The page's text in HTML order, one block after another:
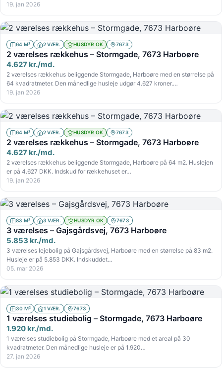
19. jan 2026
64 M² 2 VÆR. HUSDYR OK 7673
2 værelses rækkehus – Stormgade, 7673 Harboøre
4.627 kr./md.
2 værelses rækkehus beliggende Stormgade, Harboøre med en størrelse på
64 kvadratmeter. Den månedlige husleje udgør 4.627 kroner.…
19. jan 2026
64 M² 2 VÆR. HUSDYR OK 7673
2 værelses rækkehus – Stormgade, 7673 Harboøre
4.627 kr./md.
2 værelses rækkehus beliggende Stormgade, Harboøre på 64 m2. Huslejen
er på 4.627 DKK. Indskud for rækkehuset er…
19. jan 2026
83 M² 3 VÆR. HUSDYR OK 7673
3 værelses – Gajsgårdsvej, 7673 Harboøre
5.853 kr./md.
3 værelses lejebolig på Gajsgårdsvej, Harboøre med en størrelse på 83 m2.
Husleje er på 5.853 DKK. Indskuddet…
05. mar 2026
30 M² 1 VÆR. 7673
1 værelses studiebolig – Stormgade, 7673 Harboøre
1.920 kr./md.
1 værelses studiebolig på Stormgade, Harboøre med et areal på 30
kvadratmeter. Den månedlige husleje er på 1.920…
27. jan 2026